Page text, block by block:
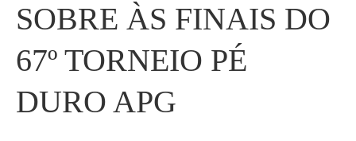
SOBRE ÀS FINAIS DO
67º TORNEIO PÉ
DURO APG